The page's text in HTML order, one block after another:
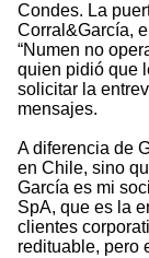
Condes. La
Corral&García,
“Numen no
quien pidió que
solicitar la
mensajes.
A diferencia de
en Chile, sino
García es mi
SpA, que es la
clientes
redituable, pero